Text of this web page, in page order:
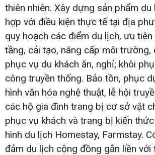
thiên nhiên. Xây dựng sản phẩm
hợp với điều kiện thực tế tại địa
quy hoạch các điểm du lịch, ưu
tầng, cải tạo, nâng cấp môi trường,
phục vụ du khách ăn, nghỉ; khôi
công truyền thống. Bảo tồn, phục
hình văn hóa nghệ thuật, lễ hội
các hộ gia đình trang bị cơ sở vật
phục vụ khách và trang bị kiến
hình du lịch Homestay, Farmstay.
đảm du lịch cộng đồng gắn liền với